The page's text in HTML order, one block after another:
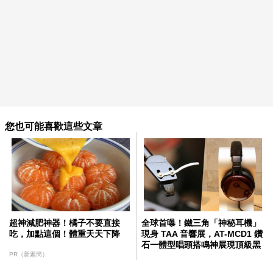
您也可能喜歡這些文章
超神減肥神器！橘子不要直接
吃，加點這個！體重天天下降
PR（新素簡）
全球首曝！鐵三角「神秘耳機」
現身 TAA 音響展，AT-MCD1 鑽
石一體型唱頭搭鳴神展現頂級黑